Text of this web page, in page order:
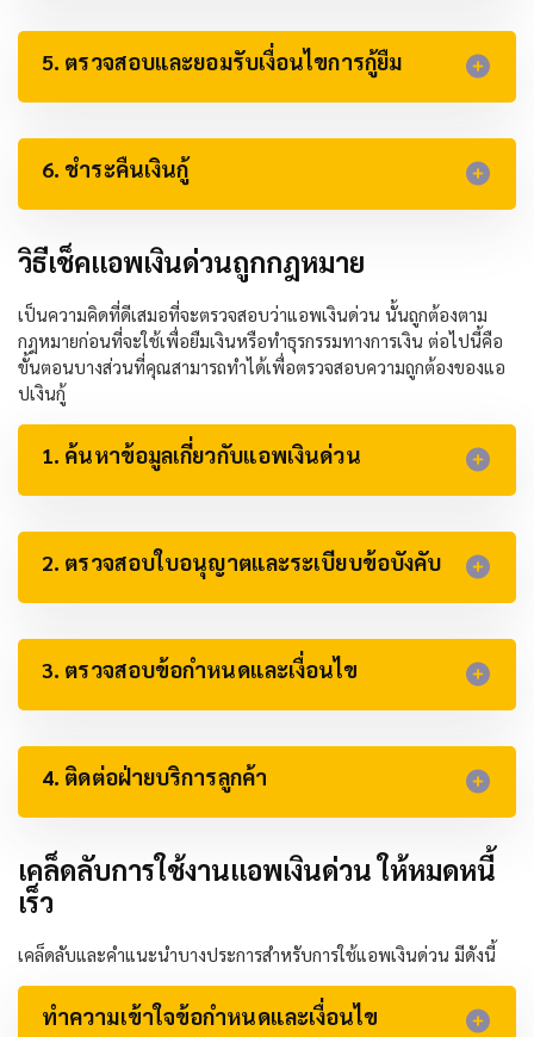
5. ตรวจสอบและยอมรับเงื่อนไขการกู้ยืม​
6. ชำระคืนเงินกู้​
วิธีเช็คแอพเงินด่วนถูกกฎหมาย
เป็นความคิดที่ดีเสมอที่จะตรวจสอบว่าแอพเงินด่วน นั้นถูกต้องตาม
กฎหมายก่อนที่จะใช้เพื่อยืมเงินหรือทำธุรกรรมทางการเงิน ต่อไปนี้คือ
ขั้นตอนบางส่วนที่คุณสามารถทำได้เพื่อตรวจสอบความถูกต้องของแอ
ปเงินกู้
1. ค้นหาข้อมูลเกี่ยวกับแอพเงินด่วน
2. ตรวจสอบใบอนุญาตและระเบียบข้อบังคับ
3. ตรวจสอบข้อกำหนดและเงื่อนไข​
4. ติดต่อฝ่ายบริการลูกค้า​
เคล็ดลับการใช้งานแอพเงินด่วน ให้หมดหนี้
เร็ว
เคล็ดลับและคำแนะนำบางประการสำหรับการใช้แอพเงินด่วน มีดังนี้
ทำความเข้าใจข้อกำหนดและเงื่อนไข